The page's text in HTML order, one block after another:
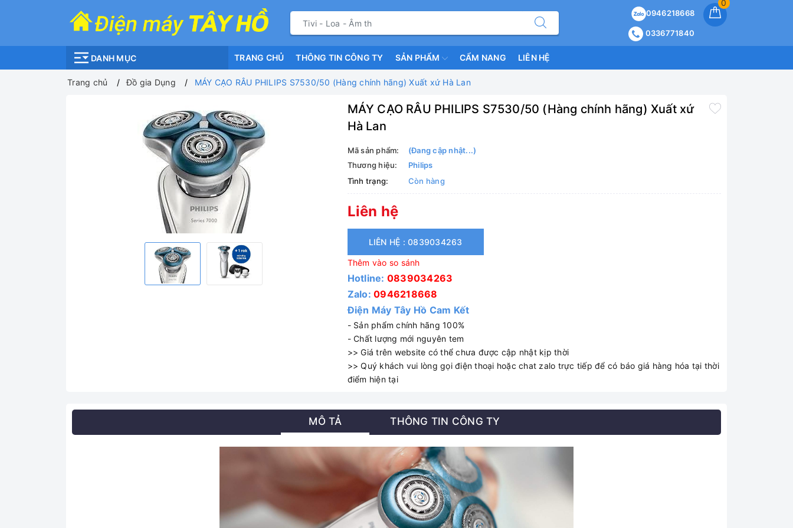
0
0946218668
0336771840
DANH MỤC TRANG CHỦ THÔNG TIN CÔNG TY SẢN PHẨM CẨM NANG LIÊN HỆ
Trang chủ Đồ gia Dụng MÁY CẠO RÂU PHILIPS S7530/50 (Hàng chính hãng) Xuất xứ Hà Lan
MÁY CẠO RÂU PHILIPS S7530/50 (Hàng chính hãng) Xuất xứ
Hà Lan
Mã sản phẩm:
(Đang cập nhật...)
Thương hiệu:
Philips
Tình trạng:
Còn hàng
Liên hệ
LIÊN HỆ : 0839034263
Thêm vào so sánh
Hotline: 0839034263
Zalo:0946218668
Điện Máy Tây Hồ Cam Kết
- Sản phẩm chính hãng 100%
- Chất lượng mới nguyên tem
>> Giá trên website có thể chưa được cập nhật kịp thời
>> Quý khách vui lòng gọi điện thoại hoặc chat zalo trực tiếp để có báo giá hàng hóa tại thời
điểm hiện tại
MÔ TẢ THÔNG TIN CÔNG TY